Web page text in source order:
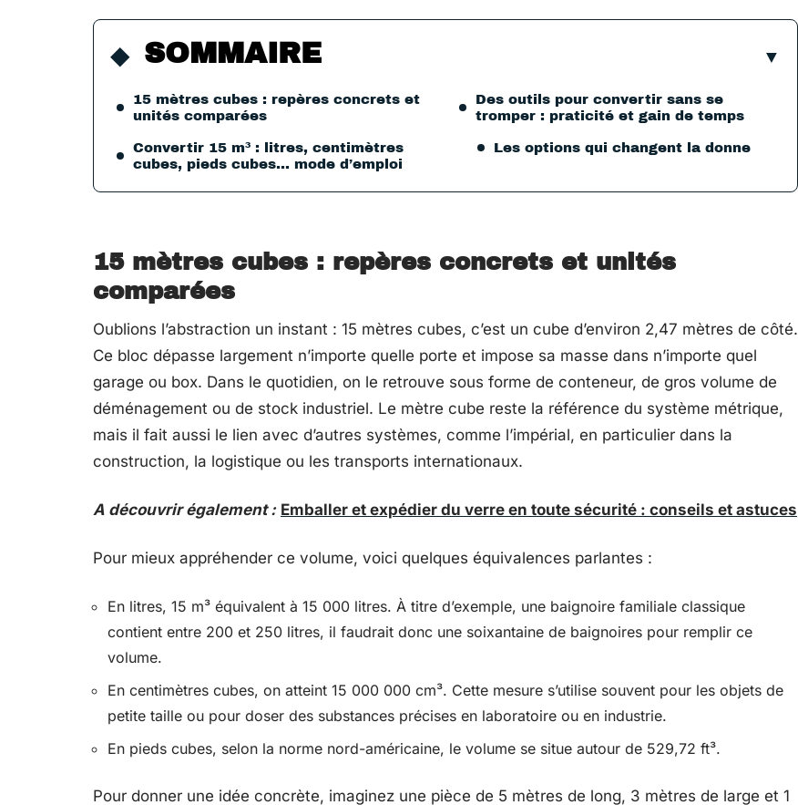
SOMMAIRE
15 mètres cubes : repères concrets et
unités comparées
Convertir 15 m³ : litres, centimètres
cubes, pieds cubes… mode d’emploi
Des outils pour convertir sans se
tromper : praticité et gain de temps
Les options qui changent la donne
15 mètres cubes : repères concrets et unités
comparées
Oublions l’abstraction un instant : 15 mètres cubes, c’est un cube d’environ 2,47 mètres de côté.
Ce bloc dépasse largement n’importe quelle porte et impose sa masse dans n’importe quel
garage ou box. Dans le quotidien, on le retrouve sous forme de conteneur, de gros volume de
déménagement ou de stock industriel. Le mètre cube reste la référence du système métrique,
mais il fait aussi le lien avec d’autres systèmes, comme l’impérial, en particulier dans la
construction, la logistique ou les transports internationaux.
A découvrir également : Emballer et expédier du verre en toute sécurité : conseils et astuces
Pour mieux appréhender ce volume, voici quelques équivalences parlantes :
En litres, 15 m³ équivalent à 15 000 litres. À titre d’exemple, une baignoire familiale classique
contient entre 200 et 250 litres, il faudrait donc une soixantaine de baignoires pour remplir ce
volume.
En centimètres cubes, on atteint 15 000 000 cm³. Cette mesure s’utilise souvent pour les objets de
petite taille ou pour doser des substances précises en laboratoire ou en industrie.
En pieds cubes, selon la norme nord-américaine, le volume se situe autour de 529,72 ft³.
Pour donner une idée concrète, imaginez une pièce de 5 mètres de long, 3 mètres de large et 1